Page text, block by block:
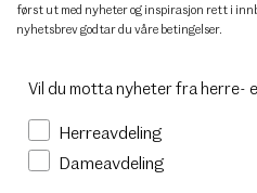
først ut med nyheter og inspirasjon rett i
nyhetsbrev godtar du våre betingelser.
Vil du motta nyheter fra herre-
Herreavdeling
Dameavdeling